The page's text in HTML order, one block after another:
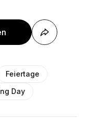
Feiertage
Day